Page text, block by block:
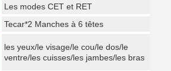
Les modes CET et RET
Tecar*2 Manches à 6 têtes
les yeux/le visage/le cou/le dos/le
ventre/les cuisses/les jambes/les bras